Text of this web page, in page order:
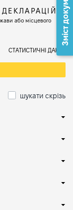
або місцевого
СТАТИСТИЧНІ ДАНІ
шукати скрізь
Зміст документа